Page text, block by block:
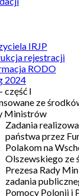
IRJP
rejestracji
RODO
2024
część I
ze
Ministrów
Zadania
państwa przez
Polakom na
Olszewskiego ze
Prezesa Rady
zadania
Pomocy Polonii i